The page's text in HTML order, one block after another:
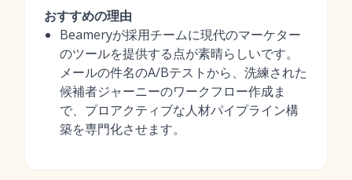
おすすめの理由
Beameryが採用チームに現代のマーケター
のツールを提供する点が素晴らしいです。
メールの件名のA/Bテストから、洗練された
候補者ジャーニーのワークフロー作成ま
で、プロアクティブな人材パイプライン構
築を専門化させます。